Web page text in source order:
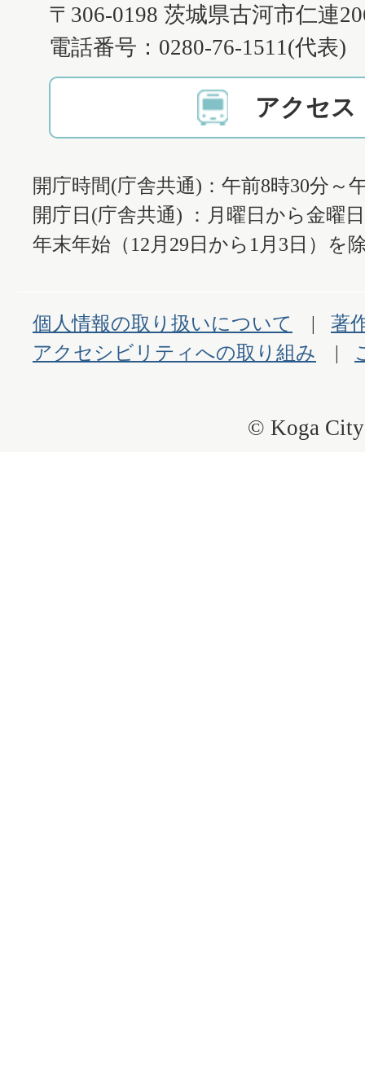
〒306-0198 茨城県古河市仁連
電話番号：0280-76-1511(代表)
アクセス
開庁時間(庁舎共通)：午前8時30分～
開庁日(庁舎共通) ：月曜日から金曜
年末年始（12月29日から1月3日）を
個人情報の取り扱いについて
著
アクセシビリティへの取り組み
© Koga City